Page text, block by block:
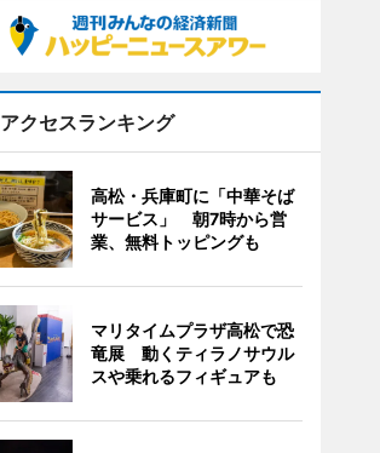
アクセスランキング
高松・兵庫町に「中華そば
サービス」 朝7時から営
業、無料トッピングも
マリタイムプラザ高松で恐
竜展 動くティラノサウル
スや乗れるフィギュアも